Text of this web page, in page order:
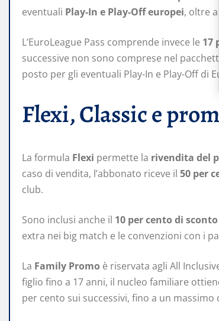
eventuali Play-In e Play-Off europei, oltre
L’EuroLeague Pass comprende invece le 17
successive non sono comprese nel
posto per gli eventuali Play-In e Play-Off di
Flexi, Classic e
La formula Flexi permette la rivendita del
caso di vendita, l’abbonato riceve il 50 per
club.
Sono inclusi anche il 10 per cento di sconto
extra nei big match e le convenzioni con i
La Family Promo è riservata agli All
figlio fino a 17 anni, il nucleo familiare
per cento sui successivi, fino a un